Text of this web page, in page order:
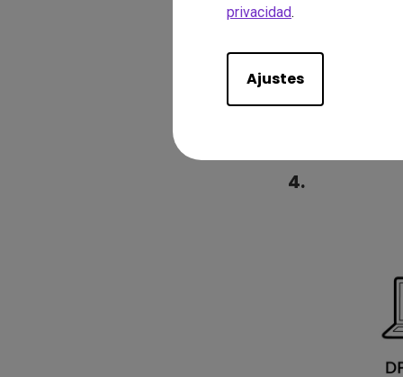
privacidad.
Ajustes
4.